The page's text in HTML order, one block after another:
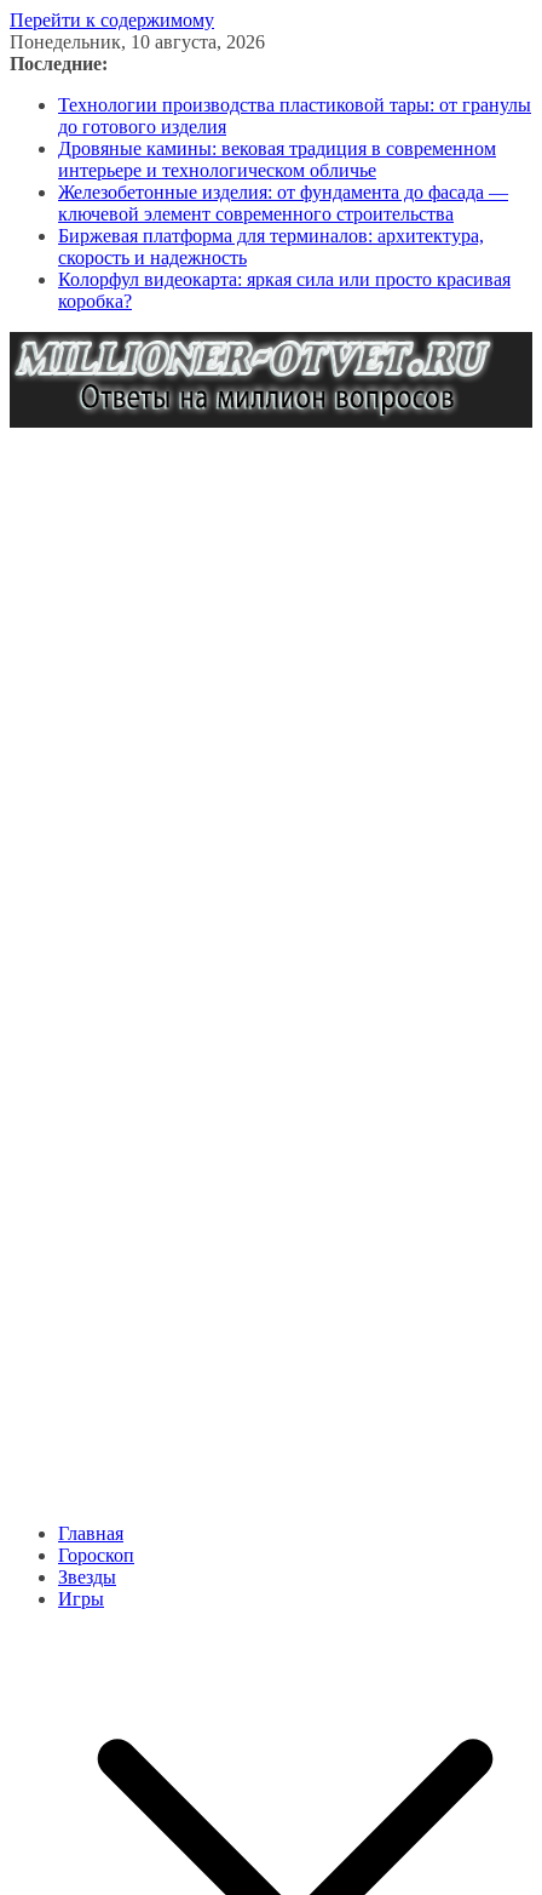
Перейти к содержимому
Понедельник, 10 августа, 2026
Последние:
Технологии производства пластиковой тары: от гранулы
до готового изделия
Дровяные камины: вековая традиция в современном
интерьере и технологическом обличье
Железобетонные изделия: от фундамента до фасада —
ключевой элемент современного строительства
Биржевая платформа для терминалов: архитектура,
скорость и надежность
Колорфул видеокарта: яркая сила или просто красивая
коробка?
Главная
Гороскоп
Звезды
Игры